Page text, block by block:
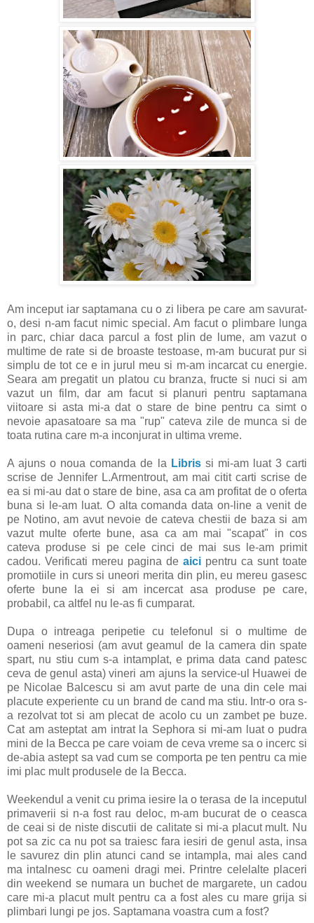
Am inceput iar saptamana cu o zi libera pe care am savurat-
o, desi n-am facut nimic special. Am facut o plimbare lunga
in parc, chiar daca parcul a fost plin de lume, am vazut o
multime de rate si de broaste testoase, m-am bucurat pur si
simplu de tot ce e in jurul meu si m-am incarcat cu energie.
Seara am pregatit un platou cu branza, fructe si nuci si am
vazut un film, dar am facut si planuri pentru saptamana
viitoare si asta mi-a dat o stare de bine pentru ca simt o
nevoie apasatoare sa ma "rup" cateva zile de munca si de
toata rutina care m-a inconjurat in ultima vreme.
A ajuns o noua comanda de la Librissi mi-am luat 3 carti
scrise de Jennifer L.Armentrout, am mai citit carti scrise de
ea si mi-au dat o stare de bine, asa ca am profitat de o oferta
buna si le-am luat. O alta comanda data on-line a venit de
pe Notino, am avut nevoie de cateva chestii de baza si am
vazut multe oferte bune, asa ca am mai "scapat" in cos
cateva produse si pe cele cinci de mai sus le-am primit
cadou. Verificati mereu pagina de aici pentru ca sunt toate
promotiile in curs si uneori merita din plin, eu mereu gasesc
oferte bune la ei si am incercat asa produse pe care,
probabil, ca altfel nu le-as fi cumparat.
Dupa o intreaga peripetie cu telefonul si o multime de
oameni neseriosi (am avut geamul de la camera din spate
spart, nu stiu cum s-a intamplat, e prima data cand patesc
ceva de genul asta) vineri am ajuns la service-ul Huawei de
pe Nicolae Balcescu si am avut parte de una din cele mai
placute experiente cu un brand de cand ma stiu. Intr-o ora s-
a rezolvat tot si am plecat de acolo cu un zambet pe buze.
Cat am asteptat am intrat la Sephora si mi-am luat o pudra
mini de la Becca pe care voiam de ceva vreme sa o incerc si
de-abia astept sa vad cum se comporta pe ten pentru ca mie
imi plac mult produsele de la Becca.
Weekendul a venit cu prima iesire la o terasa de la inceputul
primaverii si n-a fost rau deloc, m-am bucurat de o ceasca
de ceai si de niste discutii de calitate si mi-a placut mult. Nu
pot sa zic ca nu pot sa traiesc fara iesiri de genul asta, insa
le savurez din plin atunci cand se intampla, mai ales cand
ma intalnesc cu oameni dragi mei. Printre celelalte placeri
din weekend se numara un buchet de margarete, un cadou
care mi-a placut mult pentru ca a fost ales cu mare grija si
plimbari lungi pe jos. Saptamana voastra cum a fost?